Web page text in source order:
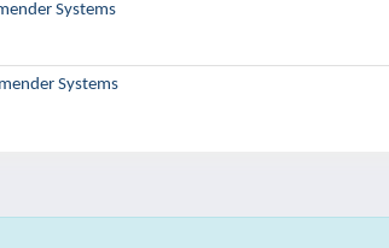
Systems
Systems